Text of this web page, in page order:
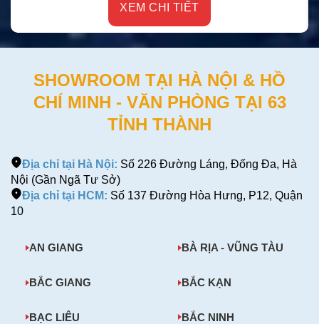
XEM CHI TIẾT
SHOWROOM TẠI HÀ NỘI & HỒ
CHÍ MINH - VĂN PHÒNG TẠI 63
TỈNH THÀNH
Địa chỉ tại Hà Nội: Số 226 Đường Láng, Đống Đa, Hà
Nội (Gần Ngã Tư Sở)
Địa chỉ tại HCM: Số 137 Đường Hòa Hưng, P12, Quận
10
AN GIANG BÀ RỊA - VŨNG TÀU
BẮC GIANG BẮC KẠN
BẠC LIÊU BẮC NINH